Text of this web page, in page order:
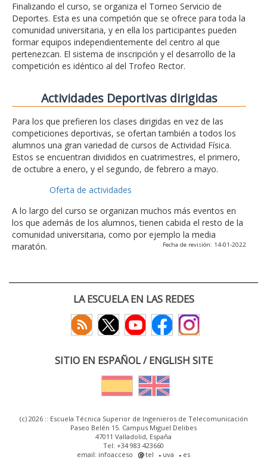
Finalizando el curso, se organiza el Torneo Servicio de
Deportes. Esta es una competión que se ofrece para toda la
comunidad universitaria, y en ella los participantes pueden
formar equipos independientemente del centro al que
pertenezcan. El sistema de inscripción y el desarrollo de la
competición es idéntico al del Trofeo Rector.
Actividades Deportivas dirigidas
Para los que prefieren los clases dirigidas en vez de las
competiciones deportivas, se ofertan también a todos los
alumnos una gran variedad de cursos de Actividad Física.
Estos se encuentran divididos en cuatrimestres, el primero,
de octubre a enero, y el segundo, de febrero a mayo.
Oferta de actividades
A lo largo del curso se organizan muchos más eventos en
los que además de los alumnos, tienen cabida el resto de la
comunidad universitaria, como por ejemplo la media
maratón.
Fecha de revisión: 14-01-2022
LA ESCUELA EN LAS REDES
SITIO EN ESPAÑOL / ENGLISH SITE
(c) 2026 :: Escuela Técnica Superior de Ingenieros de Telecomunicación
Paseo Belén 15. Campus Miguel Delibes
47011 Valladolid, España
Tel: +34 983 423660
email: infoacceso
tel uva es